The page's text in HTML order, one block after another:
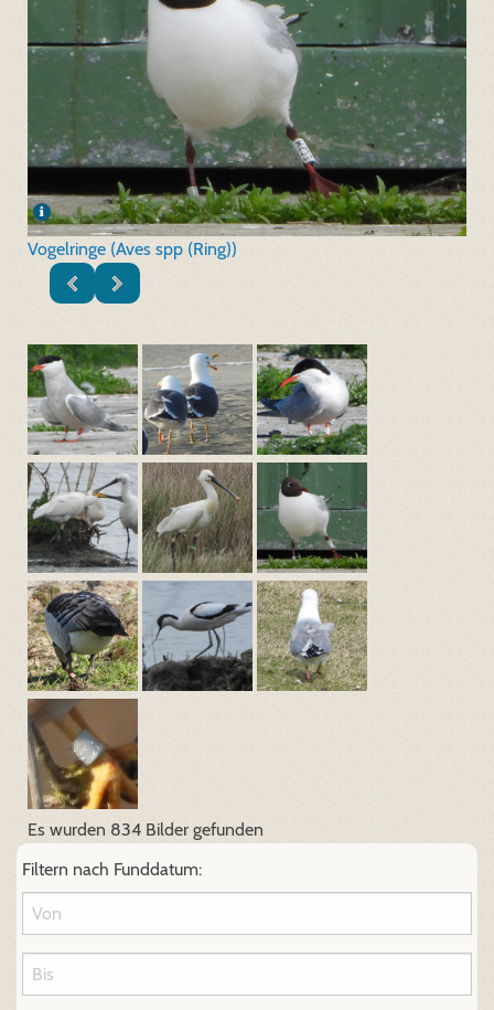
Vogelringe (Aves spp (Ring))
Es wurden 834 Bilder gefunden
Filtern nach Funddatum: